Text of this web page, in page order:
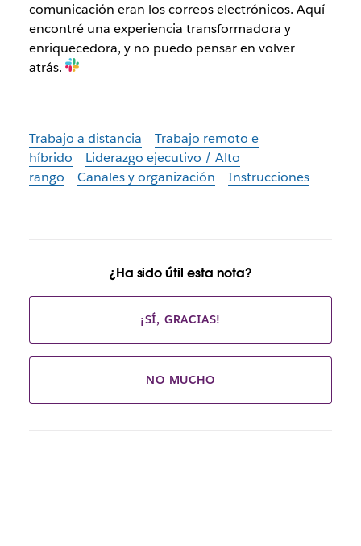
comunicación eran los correos electrónicos. Aquí
encontré una experiencia transformadora y
enriquecedora, y no puedo pensar en volver
atrás.
Trabajo a distancia
Trabajo remoto e
híbrido
Liderazgo ejecutivo / Alto
rango
Canales y organización Instrucciones
¿Ha sido útil esta nota?
¡SÍ, GRACIAS!
NO MUCHO